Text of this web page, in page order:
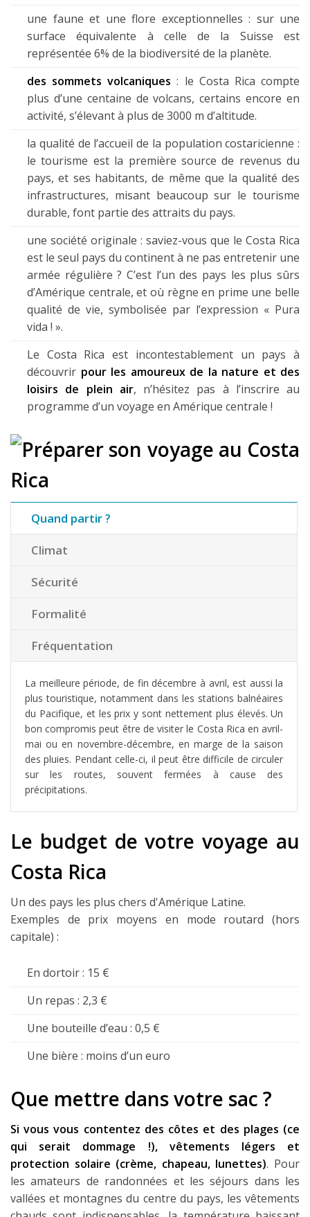
une faune et une flore exceptionnelles : sur une
surface équivalente à celle de la Suisse est
représentée 6% de la biodiversité de la planète.
des sommets volcaniques : le Costa Rica compte
plus d’une centaine de volcans, certains encore en
activité, s’élevant à plus de 3000 m d’altitude.
la qualité de l’accueil de la population costaricienne :
le tourisme est la première source de revenus du
pays, et ses habitants, de même que la qualité des
infrastructures, misant beaucoup sur le tourisme
durable, font partie des attraits du pays.
une société originale : saviez-vous que le Costa Rica
est le seul pays du continent à ne pas entretenir une
armée régulière ? C’est l’un des pays les plus sûrs
d’Amérique centrale, et où règne en prime une belle
qualité de vie, symbolisée par l’expression « Pura
vida ! ».
Le Costa Rica est incontestablement un pays à
découvrir pour les amoureux de la nature et des
loisirs de plein air, n’hésitez pas à l’inscrire au
programme d’un voyage en Amérique centrale !
Quand partir ?
Climat
Sécurité
Formalité
Fréquentation
La meilleure période, de fin décembre à avril, est aussi la
plus touristique, notamment dans les stations balnéaires
du Pacifique, et les prix y sont nettement plus élevés. Un
bon compromis peut être de visiter le Costa Rica en avril-
mai ou en novembre-décembre, en marge de la saison
des pluies. Pendant celle-ci, il peut être difficile de circuler
sur les routes, souvent fermées à cause des
précipitations.
Le budget de votre voyage au
Costa Rica
Un des pays les plus chers d'Amérique Latine.
Exemples de prix moyens en mode routard (hors
capitale) :
En dortoir : 15 €
Un repas : 2,3 €
Une bouteille d’eau : 0,5 €
Une bière : moins d’un euro
Que mettre dans votre sac ?
Si vous vous contentez des côtes et des plages (ce
qui serait dommage !), vêtements légers et
protection solaire (crème, chapeau, lunettes). Pour
les amateurs de randonnées et les séjours dans les
vallées et montagnes du centre du pays, les vêtements